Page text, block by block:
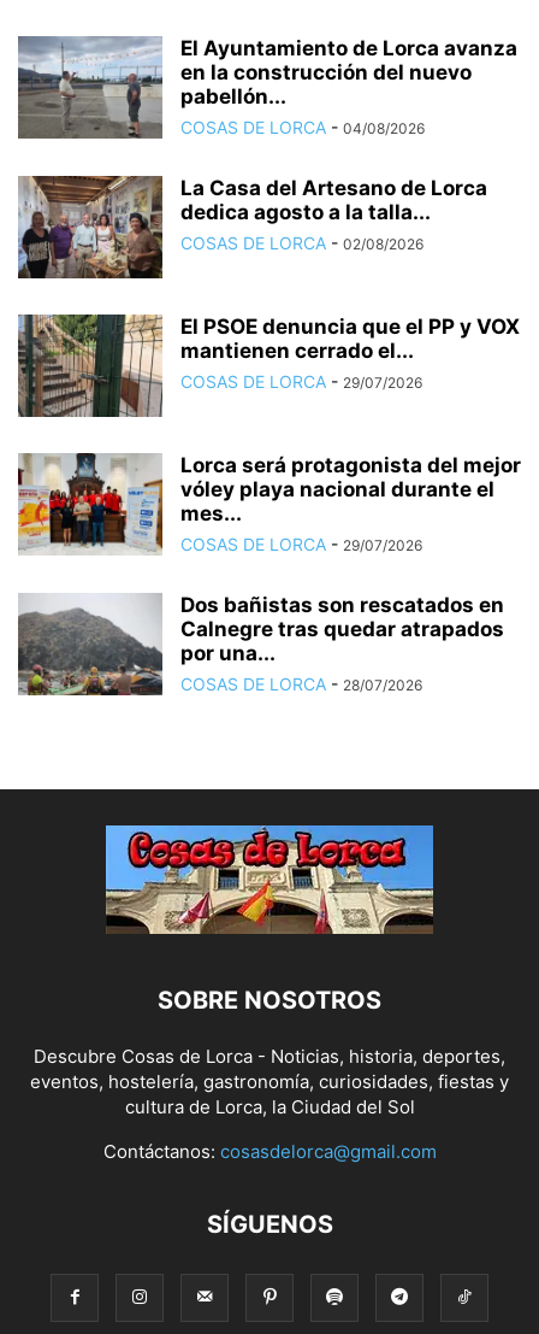
El Ayuntamiento de Lorca avanza
en la construcción del nuevo
pabellón...
COSAS DE LORCA - 04/08/2026
La Casa del Artesano de Lorca
dedica agosto a la talla...
COSAS DE LORCA - 02/08/2026
El PSOE denuncia que el PP y VOX
mantienen cerrado el...
COSAS DE LORCA - 29/07/2026
Lorca será protagonista del mejor
vóley playa nacional durante el
mes...
COSAS DE LORCA - 29/07/2026
Dos bañistas son rescatados en
Calnegre tras quedar atrapados
por una...
COSAS DE LORCA - 28/07/2026
SOBRE NOSOTROS
Descubre Cosas de Lorca - Noticias, historia, deportes,
eventos, hostelería, gastronomía, curiosidades, fiestas y
cultura de Lorca, la Ciudad del Sol
Contáctanos: cosasdelorca@gmail.com
SÍGUENOS